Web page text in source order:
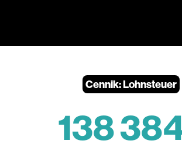
Cennik: Lohnsteuer
138